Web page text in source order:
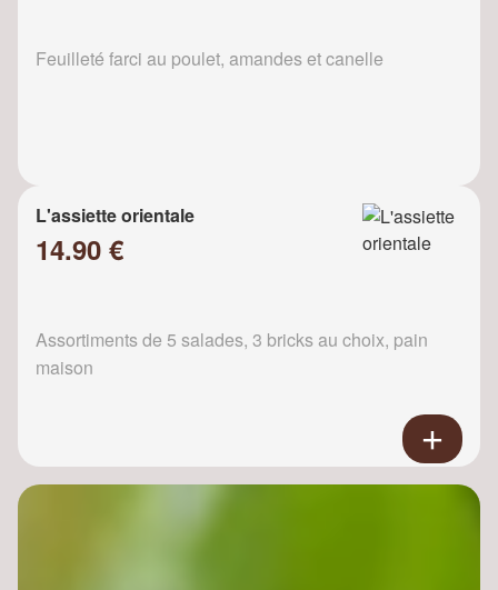
Feuilleté farci au poulet, amandes et canelle
L'assiette orientale
14.90 €
Assortiments de 5 salades, 3 bricks au choix, pain
maison